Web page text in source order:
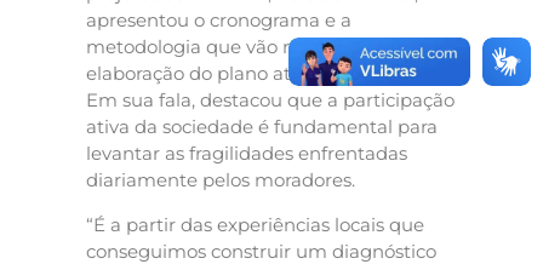
apresentou o cronograma e a
metodologia que vão nortear a
elaboração do plano até sua conclusão.
Em sua fala, destacou que a participação
ativa da sociedade é fundamental para
levantar as fragilidades enfrentadas
diariamente pelos moradores.
“É a partir das experiências locais que
conseguimos construir um diagnóstico